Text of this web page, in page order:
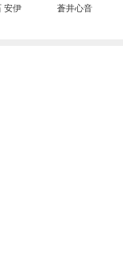
安伊 蒼井心音